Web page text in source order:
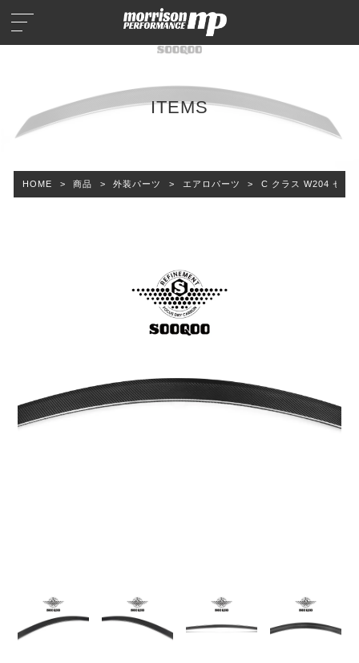
ITEMS
HOME > 商品 > 外装パーツ > エアロパーツ > C クラス W204 セダ